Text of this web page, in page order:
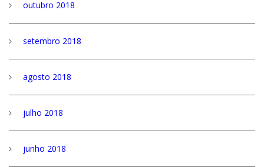
outubro 2018
setembro 2018
agosto 2018
julho 2018
junho 2018